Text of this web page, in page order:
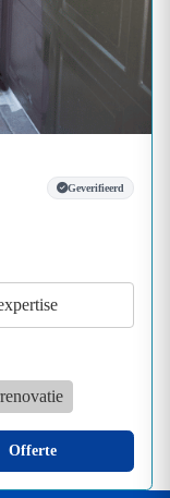
Geverifieerd
Offerte